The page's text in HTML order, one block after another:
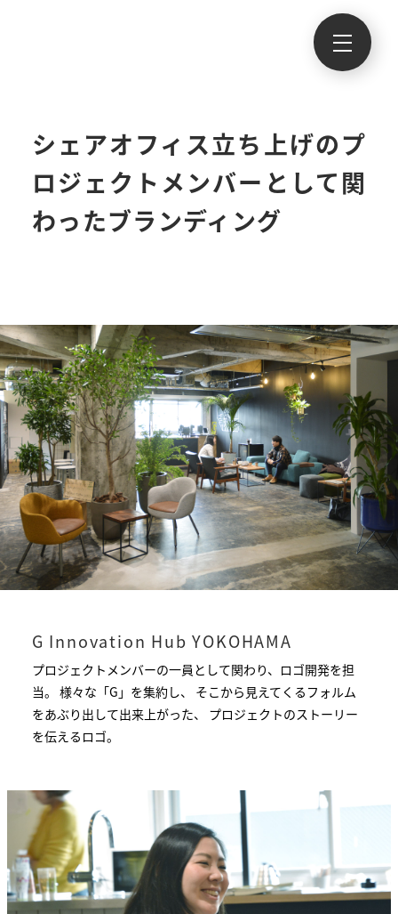
シェアオフィス立ち上げのプ
ロジェクトメンバーとして関
わったブランディング
G Innovation Hub YOKOHAMA
プロジェクトメンバーの一員として関わり、ロゴ開発を担
当。 様々な「G」を集約し、 そこから見えてくるフォルム
をあぶり出して出来上がった、 プロジェクトのストーリー
を伝えるロゴ。